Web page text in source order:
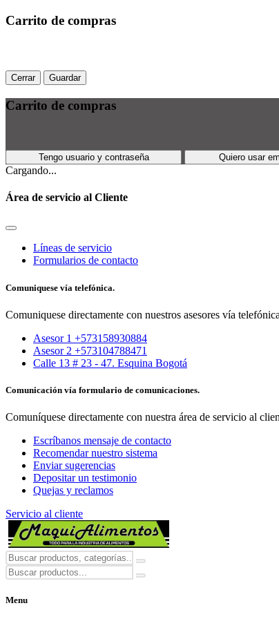
Carrito de compras
Cerrar Guardar
Carrito de compras
Tengo usuario y contraseña Quiero usar
Cargando...
Área de servicio al Cliente
Líneas de servicio
Formularios de contacto
Comuniquese vía telefónica.
Comuniquese directamente con nuestros asesores vía
Asesor 1 +573158930884
Asesor 2 +573104788471
Calle 13 # 23 - 47. Esquina Bogotá
Comunicación vía formulario de comunicaciones.
Comuníquese directamente con nuestra área de servicio al
Escríbanos mensaje de contacto
Recomendar nuestro sistema
Enviar sugerencias
Depositar un testimonio
Quejas y reclamos
Servicio al cliente
Menu